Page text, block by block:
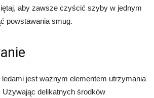
aby zawsze czyścić szyby w jednym
powstawania smug.
jest ważnym elementem utrzymania
Używając delikatnych środków